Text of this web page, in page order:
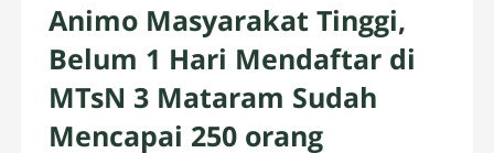
Animo Masyarakat Tinggi,
Belum 1 Hari Mendaftar di
MTsN 3 Mataram Sudah
Mencapai 250 orang